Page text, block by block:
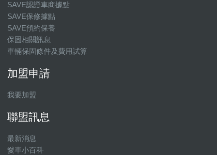
SAVE認證車商據點
SAVE保修據點
SAVE預約保養
保固相關訊息
車輛保固條件及費用試算
加盟申請
我要加盟
聯盟訊息
最新消息
愛車小百科